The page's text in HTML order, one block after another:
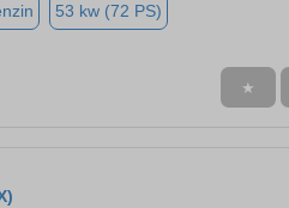
53 kw (72 PS)
★